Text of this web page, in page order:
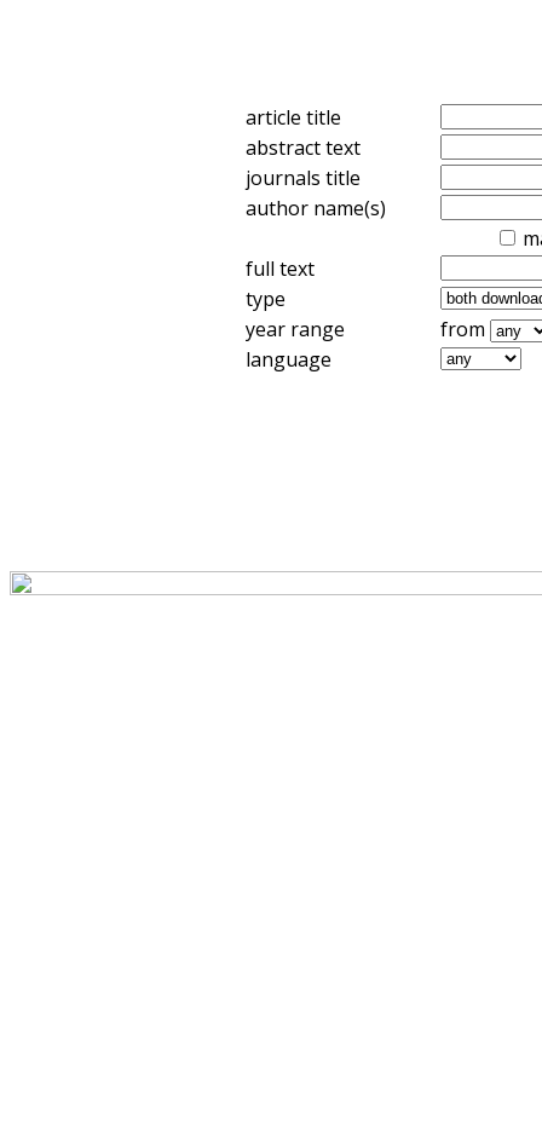
article title
abstract text
journals title
author name(s)
full text
type
year range
from
language